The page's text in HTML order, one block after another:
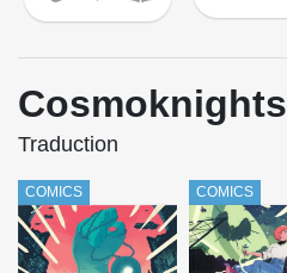
Cosmoknights
Traduction
COMICS COMICS